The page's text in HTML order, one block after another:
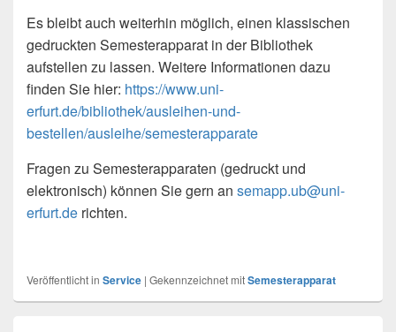
Es bleibt auch weiterhin möglich, einen klassischen
gedruckten Semesterapparat in der Bibliothek
aufstellen zu lassen. Weitere Informationen dazu
finden Sie hier: https://www.uni-
erfurt.de/bibliothek/ausleihen-und-
bestellen/ausleihe/semesterapparate
Fragen zu Semesterapparaten (gedruckt und
elektronisch) können Sie gern an semapp.ub@uni-
erfurt.de richten.
Veröffentlicht in Service | Gekennzeichnet mitSemesterapparat